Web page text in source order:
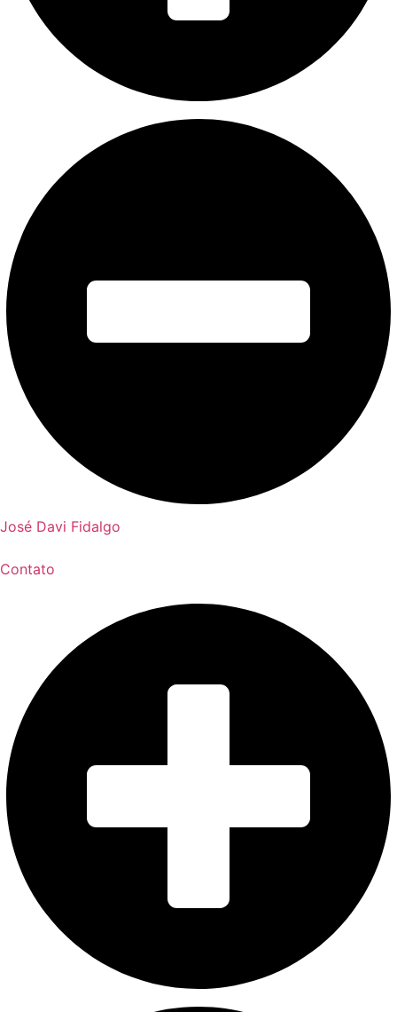
José Davi Fidalgo
Contato